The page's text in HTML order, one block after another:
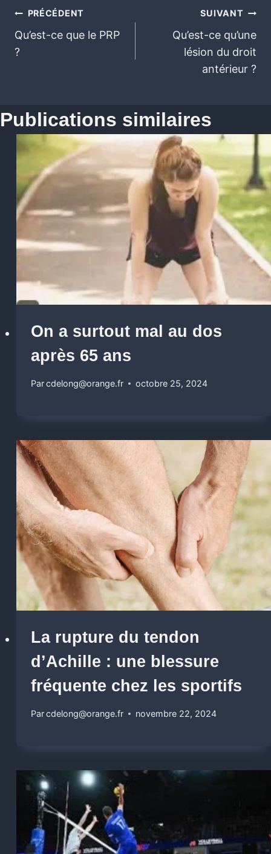
PRÉCÉDENT
Qu’est-ce que le PRP
?
SUIVANT
Qu’est-ce qu’une
lésion du droit
antérieur ?
Publications similaires
On a surtout mal au dos
après 65 ans
Parcdelong@orange.fr octobre 25, 2024
La rupture du tendon
d’Achille : une blessure
fréquente chez les sportifs
Parcdelong@orange.fr novembre 22, 2024